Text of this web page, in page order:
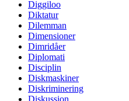
Diggiloo
Diktatur
Dilemman
Dimensioner
Dimridåer
Diplomati
Disciplin
Diskmaskiner
Diskriminering
Diskussion